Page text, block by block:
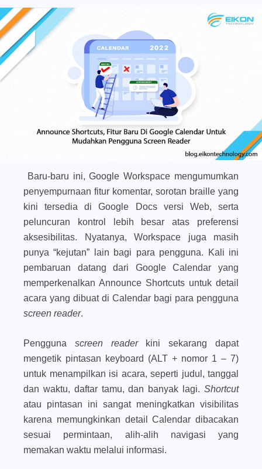
Baru-baru ini, Google Workspace mengumumkan
penyempurnaan fitur komentar, sorotan braille yang
kini tersedia di Google Docs versi Web, serta
peluncuran kontrol lebih besar atas preferensi
aksesibilitas. Nyatanya, Workspace juga masih
punya “kejutan” lain bagi para pengguna. Kali ini
pembaruan datang dari Google Calendar yang
memperkenalkan Announce Shortcuts untuk detail
acara yang dibuat di Calendar bagi para pengguna
screen reader.
Pengguna screen reader kini sekarang dapat
mengetik pintasan keyboard (ALT + nomor 1 – 7)
untuk menampilkan isi acara, seperti judul, tanggal
dan waktu, daftar tamu, dan banyak lagi. Shortcut
atau pintasan ini sangat meningkatkan visibilitas
karena memungkinkan detail Calendar dibacakan
sesuai permintaan, alih-alih navigasi yang
memakan waktu melalui informasi.